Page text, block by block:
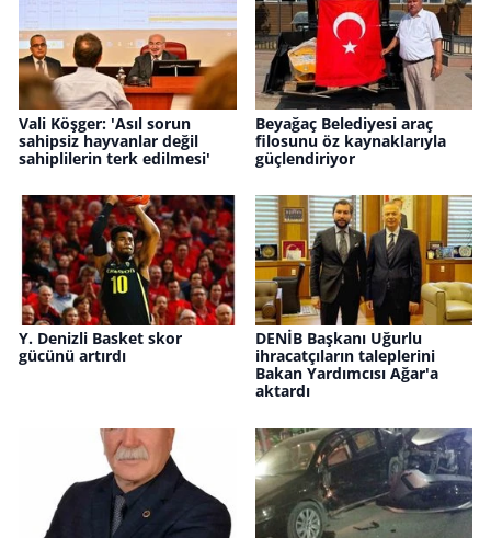
Vali Köşger: 'Asıl sorun
sahipsiz hayvanlar değil
sahiplilerin terk edilmesi'
Beyağaç Belediyesi araç
filosunu öz kaynaklarıyla
güçlendiriyor
Y. Denizli Basket skor
gücünü artırdı
DENİB Başkanı Uğurlu
ihracatçıların taleplerini
Bakan Yardımcısı Ağar'a
aktardı